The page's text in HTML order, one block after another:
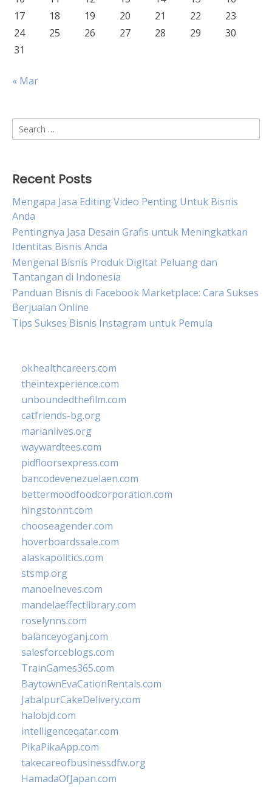
17
18 19 20 21 22
23
24
25 26 27 28 29
30
31
« Mar
Search
for:
Recent Posts
Mengapa Jasa Editing Video Penting Untuk Bisnis
Anda
Pentingnya Jasa Desain Grafis untuk Meningkatkan
Identitas Bisnis Anda
Mengenal Bisnis Produk Digital: Peluang dan
Tantangan di Indonesia
Panduan Bisnis di Facebook Marketplace: Cara Sukses
Berjualan Online
Tips Sukses Bisnis Instagram untuk Pemula
okhealthcareers.com
theintexperience.com
unboundedthefilm.com
catfriends-bg.org
marianlives.org
waywardtees.com
pidfloorsexpress.com
bancodevenezuelaen.com
bettermoodfoodcorporation.com
hingstonnt.com
chooseagender.com
hoverboardssale.com
alaskapolitics.com
stsmp.org
manoelneves.com
mandelaeffectlibrary.com
roselynns.com
balanceyoganj.com
salesforceblogs.com
TrainGames365.com
BaytownEvaCationRentals.com
JabalpurCakeDelivery.com
halobjd.com
intelligenceqatar.com
PikaPikaApp.com
takecareofbusinessdfw.org
HamadaOfJapan.com